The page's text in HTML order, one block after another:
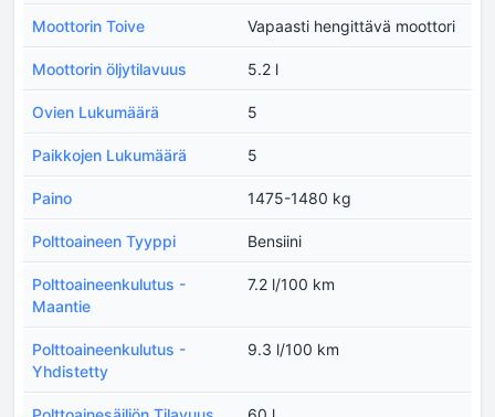
Moottorin Toive Vapaasti hengittävä moottori
Moottorin öljytilavuus 5.2 l
Ovien Lukumäärä 5
Paikkojen Lukumäärä 5
Paino 1475-1480 kg
Polttoaineen Tyyppi Bensiini
Polttoaineenkulutus -
Maantie
7.2 l/100 km
Polttoaineenkulutus -
Yhdistetty
9.3 l/100 km